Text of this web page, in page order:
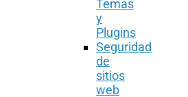
Temas
y
Plugins
Seguridad
de
sitios
web